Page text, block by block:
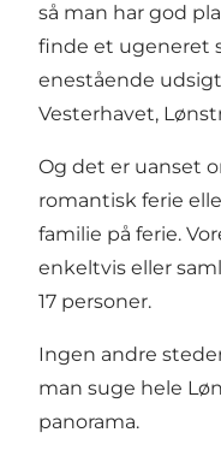
så man har god
finde et ugeneret
enestående
Vesterhavet,
Og det er uanset
romantisk ferie
familie på ferie.
enkeltvis eller
17 personer.
Ingen andre
man suge hele
panorama.